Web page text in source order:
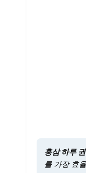
홍삼 하루
를 가장 효